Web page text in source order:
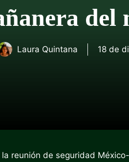
del
Laura Quintana 18 de
reunión de seguridad